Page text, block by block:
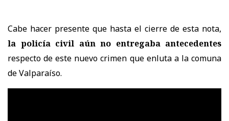
Cabe hacer presente que hasta el cierre de esta nota,
la policía civil aún no entregaba antecedentes
respecto de este nuevo crimen que enluta a la comuna
de Valparaíso.